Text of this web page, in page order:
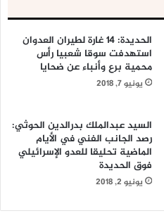
الحديدة: ١٤ غارة لطيران العدوان
استهدفت سوقا شعبيا رأس
محمية برع وأنباء عن ضحايا
يونيو 7, 2018
السيد عبدالملك بدرالدين الحوثي:
رصد الجانب الفني في الأيام
الماضية تحليقا للعدو الإسرائيلي
فوق الحديدة
يونيو 2, 2018